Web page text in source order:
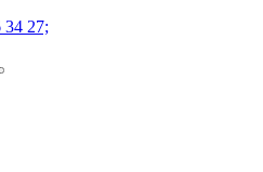
34 27;